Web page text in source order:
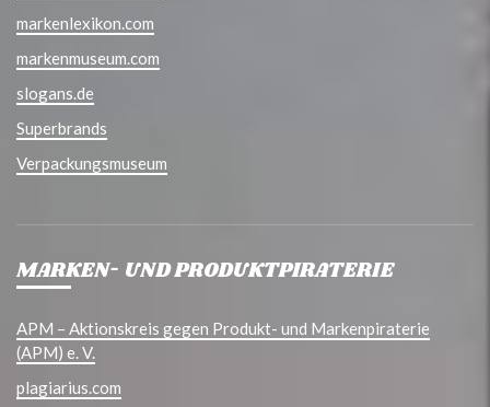
markenlexikon.com
markenmuseum.com
slogans.de
Superbrands
Verpackungsmuseum
MARKEN- UND PRODUKTPIRATERIE
APM – Aktionskreis gegen Produkt- und Markenpiraterie
(APM) e. V.
plagiarius.com